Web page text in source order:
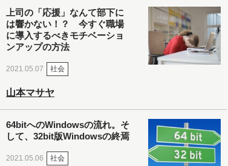
上司の「応援」なんて部下に
は響かない！？ 今すぐ職場
に導入するべきモチベーショ
ンアップの方法
2021.05.07 社会
山本マサヤ
64bitへのWindowsの流れ。そ
して、32bit版Windowsの終焉
2021.05.06 社会